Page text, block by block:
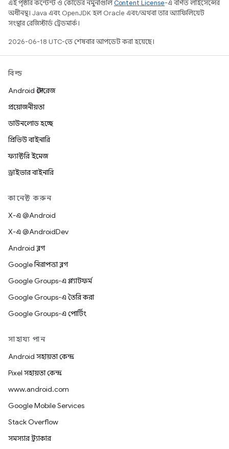
এই পৃষ্ঠার কন্টেন্ট ও কোডের নমুনাগুলিContent License-এ বর্ণিত লাইসেন্সের
অধীনস্থ। Java এবং OpenJDK হল Oracle এবং/অথবা তার অ্যাফিলিয়েট
সংস্থার রেজিস্টার্ড ট্রেডমার্ক।
2026-06-18 UTC-তে শেষবার আপডেট করা হয়েছে।
বিল্ড
Android স্টোরেজ
প্রয়োজনীয়তা
ডাউনলোড হচ্ছে
প্রিভিউ বাইনারি
ফ্যাক্টরি ইমেজ
ড্রাইভার বাইনারি
কানেক্ট করুন
X-এ @Android
X-এ @AndroidDev
Android ব্লগ
Google নিরাপত্তা ব্লগ
Google Groups-এ প্ল্যাটফর্ম
Google Groups-এ তৈরি করা
Google Groups-এ পোর্টিং
সাহায্য পান
Android সহায়তা কেন্দ্র
Pixel সহায়তা কেন্দ্র
www.android.com
Google Mobile Services
Stack Overflow
সমস্যার ট্র্যাকার